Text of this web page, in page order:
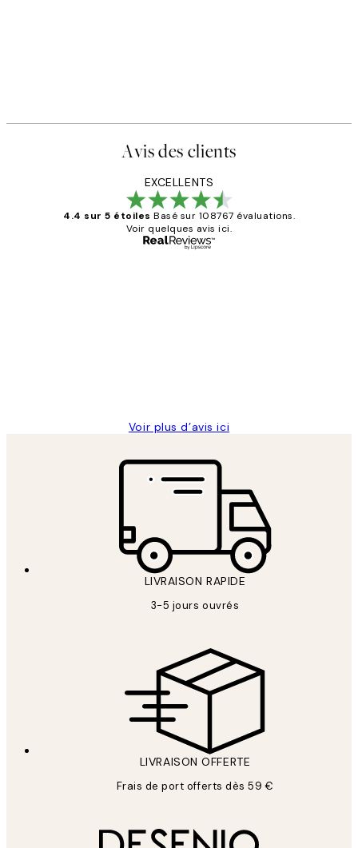
Avis des clients
EXCELLENTS
4.4 sur 5 étoiles Basé sur 108767 évaluations.
Voir quelques avis ici.
Voir plus d’avis ici
LIVRAISON RAPIDE
3-5 jours ouvrés
LIVRAISON OFFERTE
Frais de port offerts dès 59 €